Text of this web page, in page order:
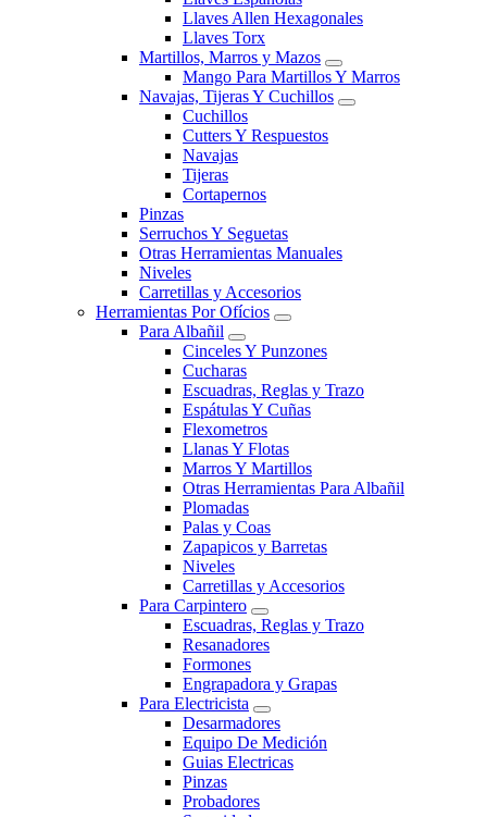
Llaves Allen Hexagonales
Llaves Torx
Martillos, Marros y Mazos
Mango Para Martillos Y Marros
Navajas, Tijeras Y Cuchillos
Cuchillos
Cutters Y Respuestos
Navajas
Tijeras
Cortapernos
Pinzas
Serruchos Y Seguetas
Otras Herramientas Manuales
Niveles
Carretillas y Accesorios
Herramientas Por Ofícios
Para Albañil
Cinceles Y Punzones
Cucharas
Escuadras, Reglas y Trazo
Espátulas Y Cuñas
Flexometros
Llanas Y Flotas
Marros Y Martillos
Otras Herramientas Para Albañil
Plomadas
Palas y Coas
Zapapicos y Barretas
Niveles
Carretillas y Accesorios
Para Carpintero
Escuadras, Reglas y Trazo
Resanadores
Formones
Engrapadora y Grapas
Para Electricista
Desarmadores
Equipo De Medición
Guias Electricas
Pinzas
Probadores